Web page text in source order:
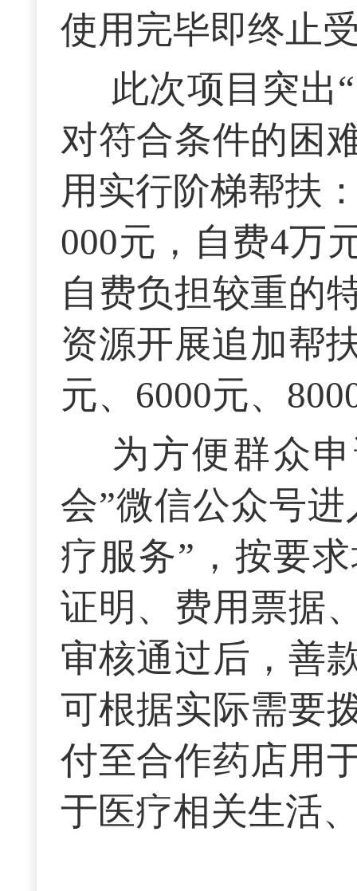
使用完毕即终止
此次项目突出
对符合条件的困
用实行阶梯帮扶
000元，自费4万
自费负担较重的
资源开展追加帮
元、6000元、
为方便群众
会”微信公众号
疗服务”，按要
证明、费用票据
审核通过后，善
可根据实际需要
付至合作药店用
于医疗相关生活